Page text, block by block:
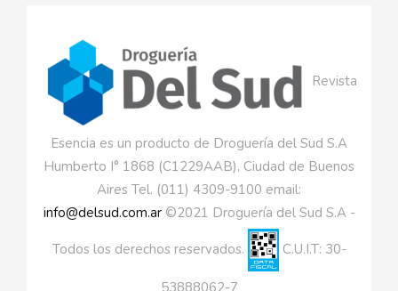
Revista
Esencia es un producto de Droguería del Sud S.A
Humberto I° 1868 (C1229AAB), Ciudad de Buenos
Aires Tel. (011) 4309-9100 email:
info@delsud.com.ar©2021 Droguería del Sud S.A -
Todos los derechos reservados. C.U.I.T: 30-
53888062-7